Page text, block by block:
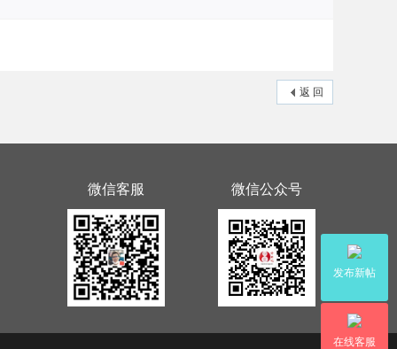
返 回
发布新帖
在线客服
微信客服 微信公众号